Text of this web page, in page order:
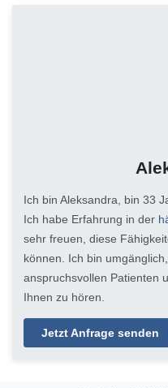
Ich bin Aleksandra, bin 33
Ich habe Erfahrung in der
sehr freuen, diese
können. Ich bin
anspruchsvollen Patienten
Ihnen zu hören.
Jetzt Anfrage senden